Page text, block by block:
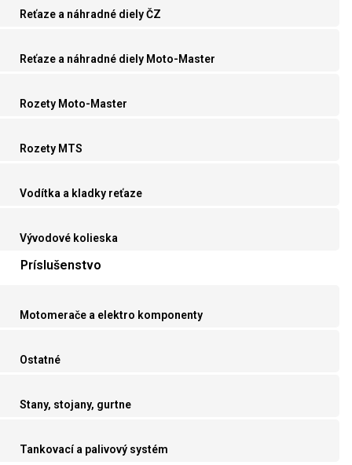
Reťaze a náhradné diely ČZ
Reťaze a náhradné diely Moto-Master
Rozety Moto-Master
Rozety MTS
Vodítka a kladky reťaze
Vývodové kolieska
Príslušenstvo
Motomerače a elektro komponenty
Ostatné
Stany, stojany, gurtne
Tankovací a palivový systém